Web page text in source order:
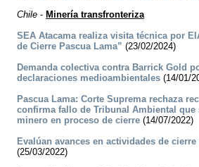
Chile - Minería transfronteriza
SEA Atacama realiza visita técnica por
de Cierre Pascua Lama” (23/02/2024)
Demanda colectiva contra Barrick Gold
declaraciones medioambientales (14/01/
Pascua Lama: Corte Suprema rechaza
confirma fallo de Tribunal Ambiental que
minero en proceso de cierre (14/07/2022)
Evalúan avances en actividades de
(25/03/2022)